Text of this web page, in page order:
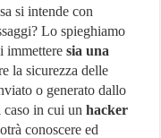
si intende con
Lo spieghiamo
immetteresia una
la sicurezza delle
o generato dallo
caso in cui unhacker
conoscere ed